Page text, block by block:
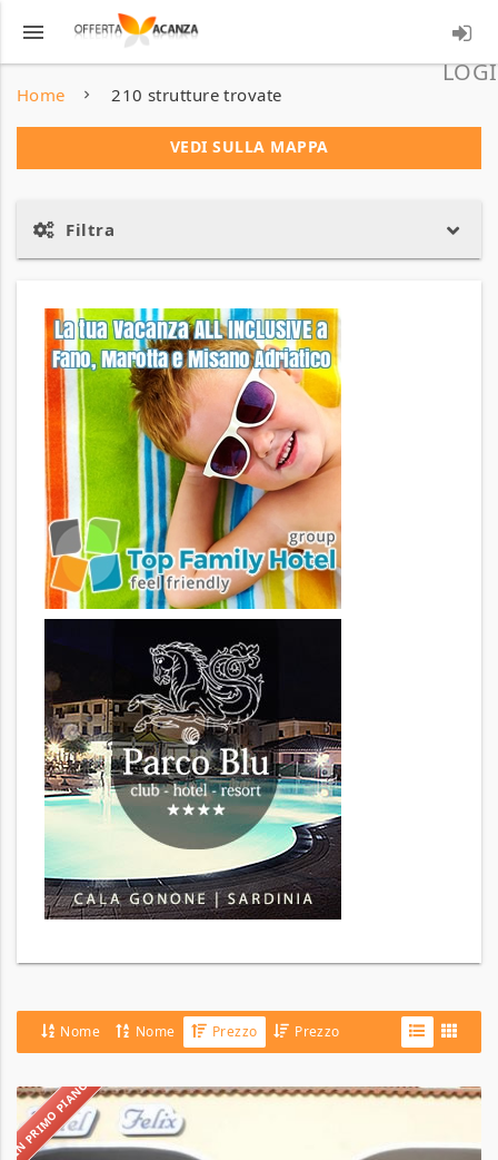
menu
Home 210 strutture trovate
VEDI SULLA MAPPA
Filtra
Nome Nome Prezzo Prezzo
IN PRIMO PIANO
Hotel
Felix